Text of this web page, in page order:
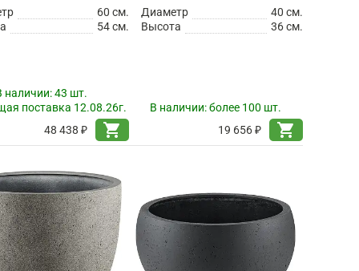
60 см.
54 см.
наличии:43 шт.
поставка 12.08.26г.
48 438 ₽
shopping_cart
Диаметр
40 см.
Высота
36 см.
В наличии:более 100 шт.
19 656 ₽
shopping_cart